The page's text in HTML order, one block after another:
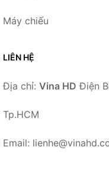
Máy chiếu
LIÊN HỆ
Địa chỉ: Vina HD Điện
Tp.HCM
Email: